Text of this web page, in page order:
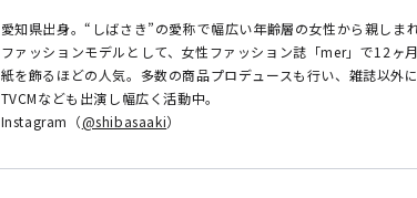
愛知県出身。“しばさき”の愛称で幅広い年齢層の女性から親しまれ
ファッションモデルとして、女性ファッション誌「mer」で12ヶ
紙を飾るほどの人気。多数の商品プロデュースも行い、雑誌以外
TVCMなども出演し幅広く活動中。
Instagram（@shibasaaki）